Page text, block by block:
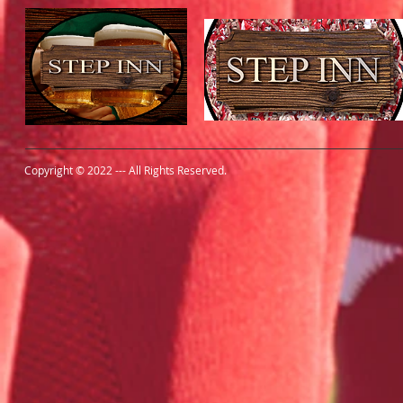
Copyright © 2022 --- All Rights Reserved.